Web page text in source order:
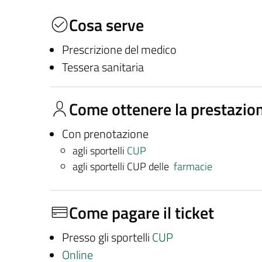
Cosa serve
Prescrizione del medico
Tessera sanitaria
Come ottenere la
Con prenotazione
agli sportelli CUP
agli sportelli CUP delle farmacie
Come pagare il ticket
Presso gli sportelli CUP
Online